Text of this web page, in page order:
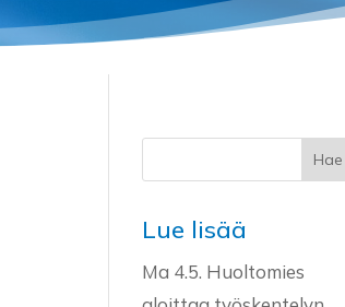
Lue lisää
Ma 4.5. Huoltomies